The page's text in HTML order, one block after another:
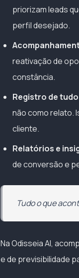
priorizam leads
perfil desejado.
reativação de
constância.
Registro de
não como relato.
cliente.
Relatórios e
de conversão e
Tudo o que
Na Odisseia AI,
e de previsibilidade